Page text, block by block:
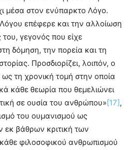
μέσα στον ενύπαρκτο Λόγο.
επέφερε και την αλλοίωση
γεγονός που είχε
δόμηση, την πορεία και τη
Προσδιορίζει, λοιπόν, ο
τη χρονική τομή στην οποία
κάθε θεωρία που θεμελιώνει
σε ουσία του ανθρώπου»[17],
του ουμανισμού ως
εκ βάθρων κριτική των
φιλοσοφικού ανθρωπισμού